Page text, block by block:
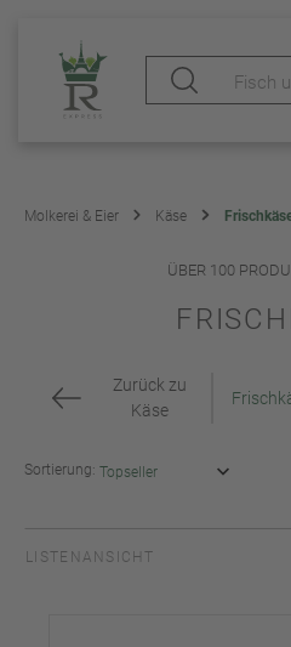
Molkerei & Eier Käse
ÜBER 100
Zurück zu
Käse
Sortierung:
LISTENANSICHT